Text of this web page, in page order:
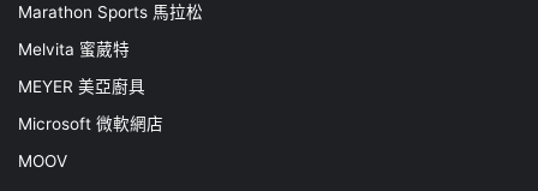
Marathon Sports 馬拉松
Melvita 蜜葳特
MEYER 美亞廚具
Microsoft 微軟網店
MOOV